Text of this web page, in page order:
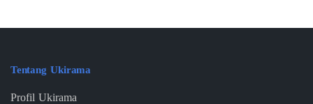
Tentang Ukirama
Profil Ukirama